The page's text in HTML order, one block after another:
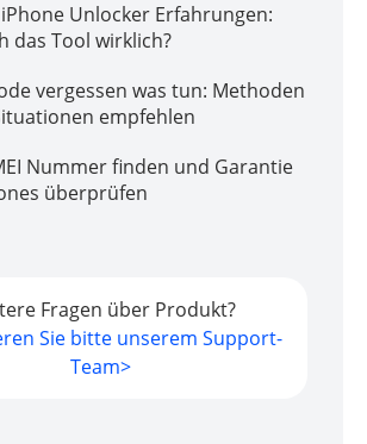
Unlocker Erfahrungen:
das Tool wirklich?
vergessen was tun: Methoden
empfehlen
Nummer finden und Garantie
überprüfen
Fragen über Produkt?
Sie bitte unserem Support-
Team>